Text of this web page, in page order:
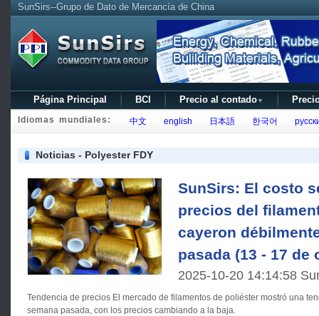
SunSirs--Grupo de Dato de Mercancía de China
Página Principal BCI Precio al contado ▼
Idiomas mundiales: 中文 english 日本語 한국어
Noticias - Polyester FDY
SunSirs: El costo
precios del
cayeron
pasada (13 - 17 de
2025-10-20 14:14:58
Tendencia de precios El mercado de filamentos de poliéster mostró una tendencia general a la baja la
semana pasada, con los precios cambiando a la baja.